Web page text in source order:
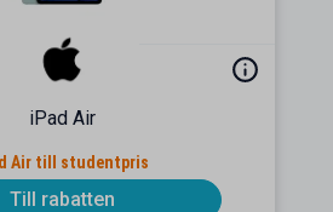
iPad Air
Air till studentpris
Till rabatten